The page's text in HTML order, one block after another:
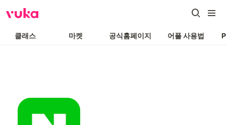
클래스 마켓 공식홈페이지 어플 사용법